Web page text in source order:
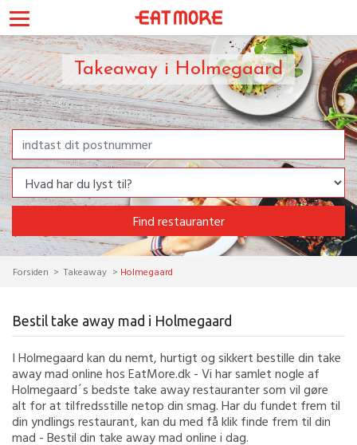
Takeaway i Holmegaard
Find restauranter
Forsiden Takeaway Holmegaard
Bestil take away mad i Holmegaard
I Holmegaard kan du nemt, hurtigt og sikkert bestille din take
away mad online hos EatMore.dk - Vi har samlet nogle af
Holmegaard´s bedste take away restauranter som vil gøre
alt for at tilfredsstille netop din smag. Har du fundet frem til
din yndlings restaurant, kan du med få klik finde frem til din
mad - Bestil din take away mad online i dag.